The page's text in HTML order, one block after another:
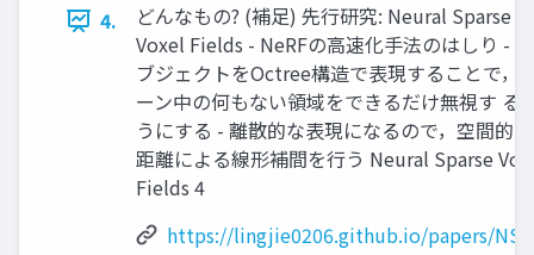
4.
どんなもの? (補足) 先行研究: Neural Sparse
Voxel Fields - NeRFの高速化手法のはしり - オ
ブジェクトをOctree構造で表現することで，
ーン中の何もない領域をできるだけ無視す る
うにする - 離散的な表現になるので，空間的な
距離による線形補間を行う Neural Sparse
Fields 4
https://lingjie0206.github.io/papers/